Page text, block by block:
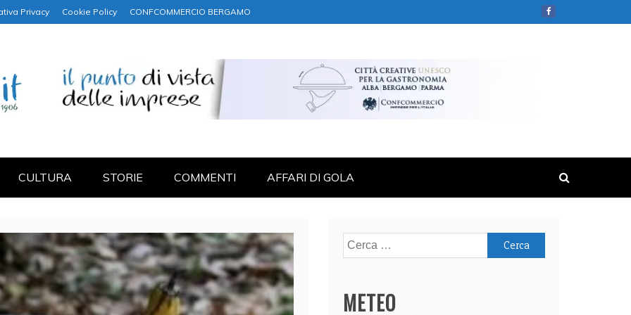
Privacy Cookie Policy CONFCOMMERCIO BERGAMO
CULTURA STORIE COMMENTI AFFARI DI GOLA
Ricerca
per:
METEO